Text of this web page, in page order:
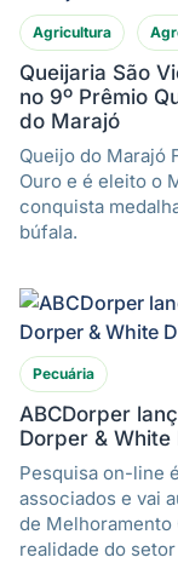
Agricultura
Queijaria São
no 9º Prêmio
do Marajó
Queijo do Marajó
Ouro e é eleito o
conquista
búfala.
Pecuária
ABCDorper
Dorper & White
Pesquisa on-line
associados e vai
de
realidade do setor